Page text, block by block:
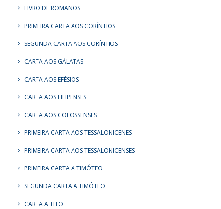
LIVRO DE ROMANOS
PRIMEIRA CARTA AOS CORÍNTIOS
SEGUNDA CARTA AOS CORÍNTIOS
CARTA AOS GÁLATAS
CARTA AOS EFÉSIOS
CARTA AOS FILIPENSES
CARTA AOS COLOSSENSES
PRIMEIRA CARTA AOS TESSALONICENES
PRIMEIRA CARTA AOS TESSALONICENSES
PRIMEIRA CARTA A TIMÓTEO
SEGUNDA CARTA A TIMÓTEO
CARTA A TITO